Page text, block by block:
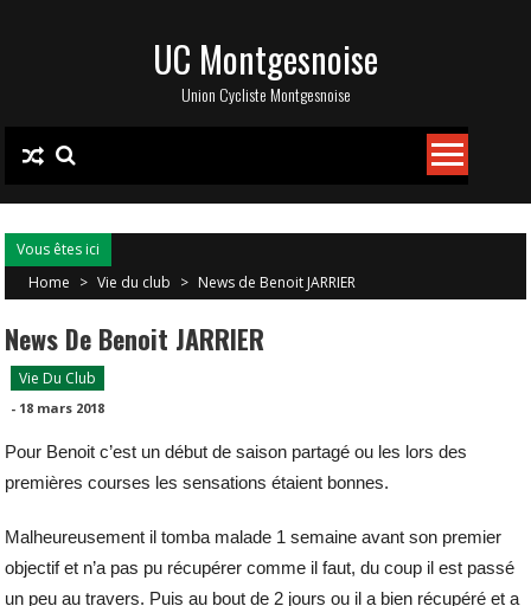
UC Montgesnoise
Union Cycliste Montgesnoise
Vous êtes ici
Home > Vie du club > News de Benoit JARRIER
News De Benoit JARRIER
Vie Du Club
- 18 mars 2018
Pour Benoit c’est un début de saison partagé ou les lors des
premières courses les sensations étaient bonnes.
Malheureusement il tomba malade 1 semaine avant son premier
objectif et n’a pas pu récupérer comme il faut, du coup il est passé
un peu au travers. Puis au bout de 2 jours ou il a bien récupéré et a